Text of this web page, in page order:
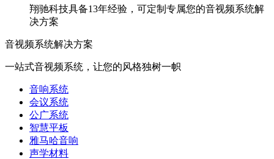
翔驰科技具备13年经验，可定制专属您的音视频系统解
决方案
音视频系统解决方案
一站式音视频系统，让您的风格独树一帜
音响系统
会议系统
公广系统
智慧平板
雅马哈音响
声学材料